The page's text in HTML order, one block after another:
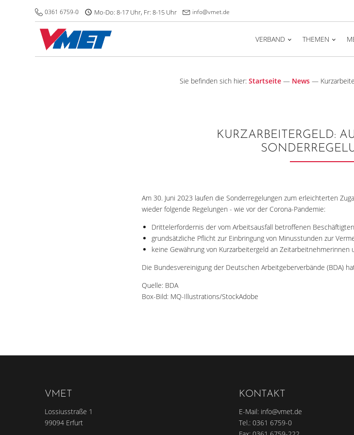
0361 6759-0 Mo-Do: 8-17 Uhr, Fr: 8-15 Uhr info@vmet.de
VERBAND THEMEN
Sie befinden sich hier: Startseite — News —
KURZARBEITERGELD:
Am 30. Juni 2023 laufen die Sonderregelungen zum erleichterten
wieder folgende Regelungen - wie vor der Corona-Pandemie:
Drittelerfordernis der vom Arbeitsausfall betroffenen
grundsätzliche Pflicht zur Einbringung von Minusstunden zur
keine Gewährung von Kurzarbeitergeld an Zeitarbeitnehmerinnen
Die Bundesvereinigung der Deutschen Arbeitgeberverbände (BDA)
Quelle: BDA
Box-Bild: MQ-Illustrations/StockAdobe
VMET
Lossiusstraße 1
99094 Erfurt
KONTAKT
E-Mail: info@vmet.de
Tel.: 0361 6759-0